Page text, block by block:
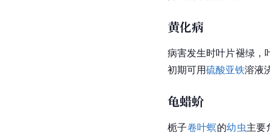
黄化病
病害发生时叶片褪绿，
初期可用硫酸亚铁溶液
龟蜡蚧
栀子卷叶螟的幼虫主要